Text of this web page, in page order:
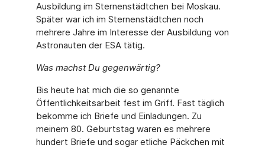
Ausbildung im Sternenstädtchen bei Moskau.
Später war ich im Sternenstädtchen noch
mehrere Jahre im Interesse der Ausbildung von
Astronauten der ESA tätig.
Was machst Du gegenwärtig?
Bis heute hat mich die so genannte
Öffentlichkeitsarbeit fest im Griff. Fast täglich
bekomme ich Briefe und Einladungen. Zu
meinem 80. Geburtstag waren es mehrere
hundert Briefe und sogar etliche Päckchen mit